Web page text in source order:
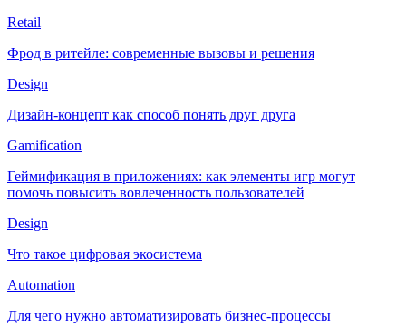
Retail
Фрод в ритейле: современные вызовы и решения
Design
Дизайн-концепт как способ понять друг друга
Gamification
Геймификация в приложениях: как элементы игр могут
помочь повысить вовлеченность пользователей
Design
Что такое цифровая экосистема
Automation
Для чего нужно автоматизировать бизнес-процессы